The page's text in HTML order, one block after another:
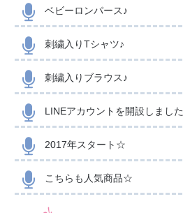
ベビーロンパース♪
刺繍入りTシャツ♪
刺繍入りブラウス♪
LINEアカウントを開設しました
2017年スタート☆
こちらも人気商品☆